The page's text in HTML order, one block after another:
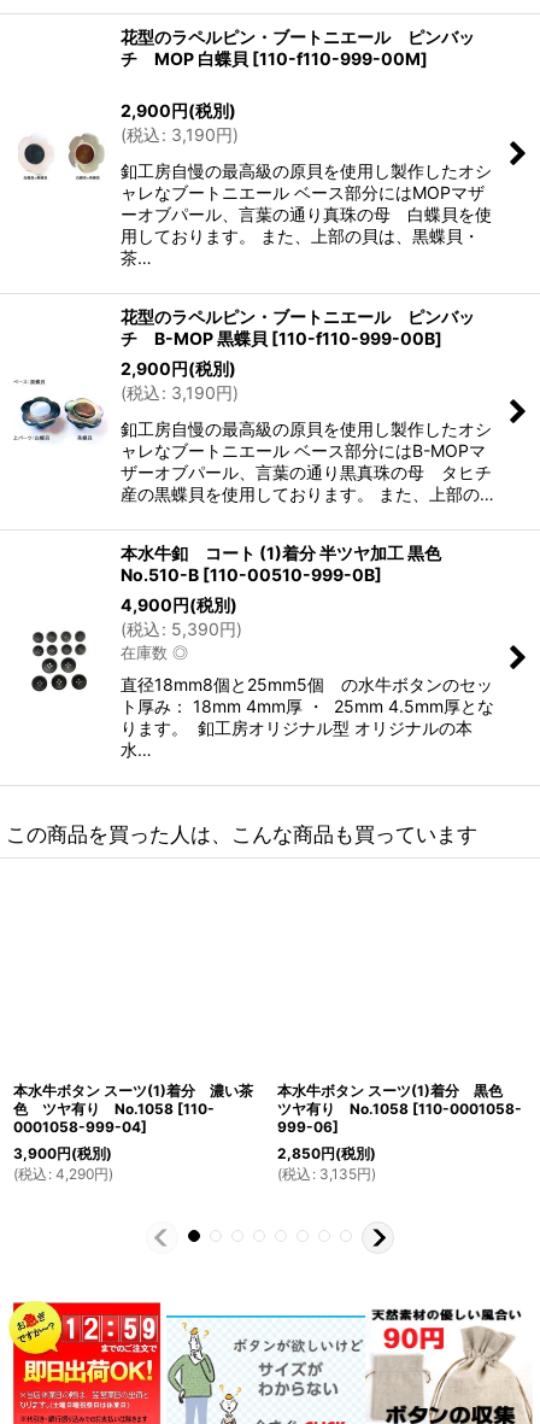
花型のラペルピン・ブートニエール ピンバッ
チ MOP 白蝶貝 [110-f110-999-00M]
2,900円(税別)
(税込: 3,190円)
釦工房自慢の最高級の原貝を使用し製作したオシ
ャレなブートニエール ベース部分にはMOPマザ
ーオブパール、言葉の通り真珠の母 白蝶貝を使
用しております。 また、上部の貝は、黒蝶貝・
茶…
花型のラペルピン・ブートニエール ピンバッ
チ B-MOP 黒蝶貝 [110-f110-999-00B]
2,900円(税別)
(税込: 3,190円)
釦工房自慢の最高級の原貝を使用し製作したオシ
ャレなブートニエール ベース部分にはB-MOPマ
ザーオブパール、言葉の通り黒真珠の母 タヒチ
産の黒蝶貝を使用しております。 また、上部の…
本水牛釦 コート (1)着分 半ツヤ加工 黒色
No.510-B [110-00510-999-0B]
4,900円(税別)
(税込: 5,390円)
在庫数 ◎
直径18mm8個と25mm5個 の水牛ボタンのセッ
ト厚み： 18mm 4mm厚 ・ 25mm 4.5mm厚とな
ります。 釦工房オリジナル型 オリジナルの本
水…
この商品を買った人は、こんな商品も買っています
本水牛ボタン スーツ(1)着分 濃い茶
色 ツヤ有り No.1058 [110-
0001058-999-04]
3,900円(税別)
(税込 : 4,290円)
本水牛ボタン スーツ(1)着分 黒色
ツヤ有り No.1058 [110-0001058-
999-06]
2,850円(税別)
(税込 : 3,135円)